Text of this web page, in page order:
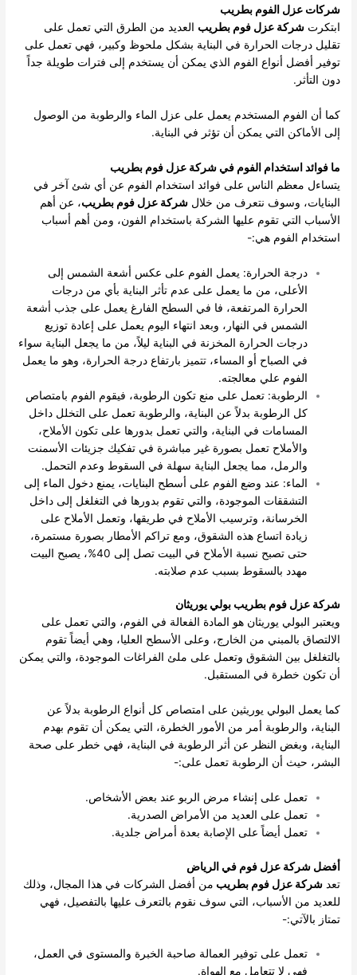
شركات عزل الفوم بطريب
ابتكرتشركة عزل فوم بطريب العديد من الطرق التي تعمل على
تقليل درجات الحرارة في البناية بشكل ملحوظ وكبير، فهي تعمل على
توفير أفضل أنواع الفوم الذي يمكن أن يستخدم إلى فترات طويلة جداً
دون التأثر.
كما أن الفوم المستخدم يعمل على عزل الماء والرطوبة من الوصول
إلى الأماكن التي يمكن أن تؤثر في البناية.
ما فوائد استخدام الفوم في شركة عزل فوم بطريب
يتساءل معظم الناس على فوائد استخدام الفوم عن أي شئ آخر في
البنايات، وسوف نتعرف من خلالشركة عزل فوم بطريب، عن أهم
الأسباب التي تقوم عليها الشركة باستخدام الفون، ومن أهم أسباب
استخدام الفوم هي:-
درجة الحرارة: يعمل الفوم على عكس أشعة الشمس إلى
الأعلى، من ما يعمل على عدم تأثر البناية بأي من درجات
الحرارة المرتفعة، فا في السطح الفارغ يعمل على جذب أشعة
الشمس في النهار، وبعد انتهاء اليوم يعمل على إعادة توزيع
درجات الحرارة المخزنة في البناية ليلاً، من ما يجعل البناية سواء
في الصباح أو المساء، تتميز بارتفاع درجة الحرارة، وهو ما يعمل
الفوم علي معالجته.
الرطوبة: تعمل على منع تكون الرطوبة، فيقوم الفوم بامتصاص
كل الرطوبة بدلاً عن البناية، والرطوبة تعمل على التخلل داخل
المسامات في البناية، والتي تعمل بدورها على تكون الأملاح،
والأملاح تعمل بصورة غير مباشرة في تفكيك جزيئات الأسمنت
والرمل، مما يجعل البناية سهلة في السقوط وعدم التحمل.
الماء: عند وضع الفوم على أسطح البنايات، يمنع دخول الماء إلى
التشققات الموجودة، والتي تقوم بدورها في التغلغل إلى داخل
الخرسانة، وترسيب الأملاح في طريقها، وتعمل الأملاح على
زيادة اتساع هذه الشقوق، ومع تراكم الأمطار بصورة مستمرة،
حتى تصبح نسبة الأملاح في البيت تصل إلى 40%، يصبح البيت
مهدد بالسقوط بسبب عدم صلابته.
شركة عزل فوم بطريب بولي يوريثان
ويعتبر البولي يوريثان هو المادة الفعالة في الفوم، والتي تعمل على
الالتصاق بالمبني من الخارج، وعلى الأسطح العليا، وهي أيضاً تقوم
بالتغلغل بين الشقوق وتعمل على ملئ الفراغات الموجودة، والتي يمكن
أن تكون خطرة في المستقبل.
كما يعمل البولي يوريثين على امتصاص كل أنواع الرطوبة بدلاً عن
البناية، والرطوبة أمر من الأمور الخطرة، التي يمكن أن تقوم بهدم
البناية، وبغض النظر عن أثر الرطوبة في البناية، فهي خطر على صحة
البشر، حيث أن الرطوبة تعمل على:-
تعمل على إنشاء مرض الربو عند بعض الأشخاص.
تعمل على العديد من الأمراض الصدرية.
تعمل أيضاً على الإصابة بعدة أمراض جلدية.
أفضل شركة عزل فوم في الرياض
تعدشركة عزل فوم بطريب من أفضل الشركات في هذا المجال، وذلك
للعديد من الأسباب، التي سوف نقوم بالتعرف عليها بالتفصيل، فهي
تمتاز بالآتي:-
تعمل على توفير العمالة صاحبة الخبرة والمستوى في العمل،
فهي لا تتعامل مع الهواة.